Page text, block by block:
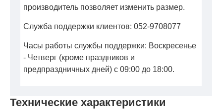
Технические характеристики
производитель позволяет изменить размер.
Служба поддержки клиентов: 052-9708077
Часы работы службы поддержки: Воскресенье
- Четверг (кроме праздников и
предпраздничных дней) с 09:00 до 18:00.